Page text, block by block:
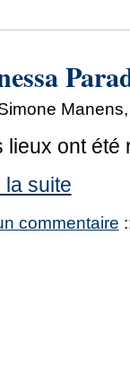
lieux ont été
la suite
commentaire